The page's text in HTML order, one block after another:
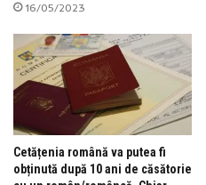
16/05/2023
Cetățenia română va putea fi
obținută după 10 ani de căsătorie